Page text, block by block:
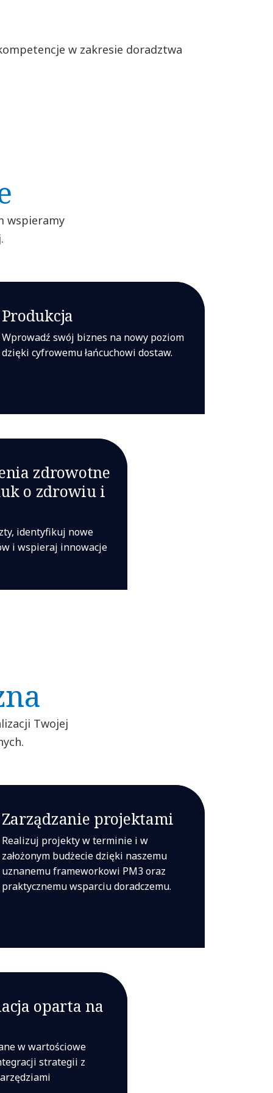
w zakresie doradztwa
wspieramy
Produkcja
Wprowadź swój biznes na nowy poziom
dzięki cyfrowemu łańcuchowi dostaw.
zdrowotne
o zdrowiu i
identyfikuj nowe
i wspieraj innowacje
Twojej
Zarządzanie projektami
Realizuj projekty w terminie i w
założonym budżecie dzięki naszemu
uznanemu frameworkowi PM3 oraz
praktycznemu wsparciu doradczemu.
oparta na
w wartościowe
strategii z